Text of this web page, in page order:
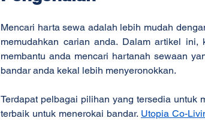
Mencari harta sewa adalah lebih mudah
memudahkan carian anda. Dalam artikel
membantu anda mencari hartanah sewaan
bandar anda kekal lebih menyeronokkan.
Terdapat pelbagai pilihan yang tersedia untuk
terbaik untuk menerokai bandar. Utopia Co-